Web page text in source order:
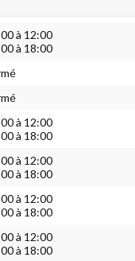
à 12:00
à 18:00
à 12:00
à 18:00
à 12:00
à 18:00
à 12:00
à 18:00
à 12:00
à 18:00